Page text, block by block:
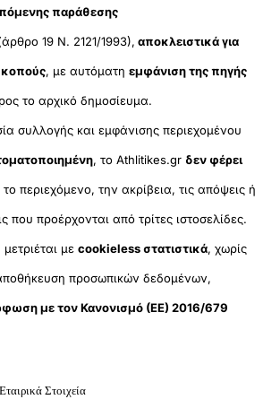
παράθεσης
19 Ν. 2121/1993), αποκλειστικά για
, με αυτόματηεμφάνιση της πηγής
το αρχικό δημοσίευμα.
συλλογής και εμφάνισης περιεχομένου
, το Athlitikes.gr δεν φέρει
το περιεχόμενο, την ακρίβεια, τις απόψεις ή
που προέρχονται από τρίτες ιστοσελίδες.
μεcookieless στατιστικά, χωρίς
προσωπικών δεδομένων,
με τον Κανονισμό (ΕΕ) 2016/679
Εταιρικά Στοιχεία